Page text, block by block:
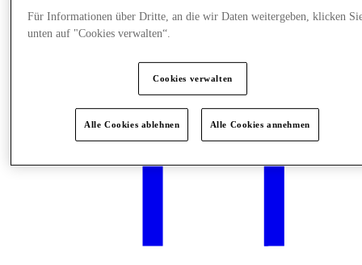
Für Informationen über Dritte, an die wir Daten weitergeben, klicken
unten auf "Cookies verwalten“.
Cookies verwalten
Alle Cookies ablehnen Alle Cookies annehmen